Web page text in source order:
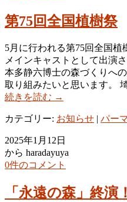
第75回全国植樹祭
5月に行われる第75回全国
メインキャストとして出演
本多静六博士の森づくりへ
取り組みたいと思います。
続きを読む →
カテゴリー: お知らせ | パー
2025年1月12日
から haradayuya
0件のコメント
「永遠の森」終演！